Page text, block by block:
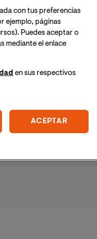
con tus preferencias
ejemplo, páginas
Puedes aceptar o
mediante el enlace
en sus respectivos
ACEPTAR